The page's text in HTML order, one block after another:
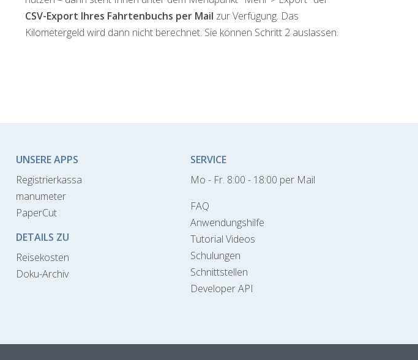
CSV-Export Ihres Fahrtenbuchs per Mail zur Verfügung. Das
Kilometergeld wird dann nicht berechnet. Sie können Schritt 2 auslassen.
UNSERE APPS
Registrierkassa
manumeter
PaperCut
DETAILS ZU
Reisekosten
Doku-Archiv
SERVICE
Mo - Fr. 8:00 - 18:00 per Mail
FAQ
Anwendungshilfe
Tutorial Videos
Schulungen
Schnittstellen
Developer API